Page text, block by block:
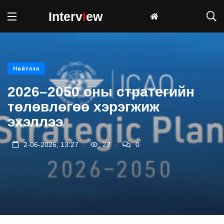
Interview
Нийтлэл
2026–2050 оны стратегийн
төлөвлөгөө хэрэгжиж
эхэллээ
2-06-2026, 13:27 . 27 . 0